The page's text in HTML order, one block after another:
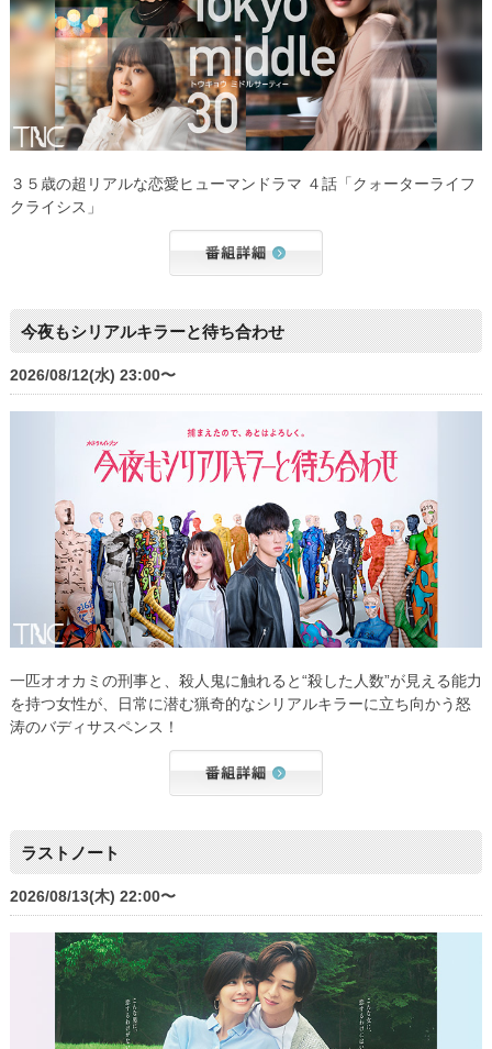
３５歳の超リアルな恋愛ヒューマンドラマ ４話「クォーターライフ
クライシス」
今夜もシリアルキラーと待ち合わせ
2026/08/12(水) 23:00〜
一匹オオカミの刑事と、殺人鬼に触れると“殺した人数”が見える能力
を持つ女性が、日常に潜む猟奇的なシリアルキラーに立ち向かう怒
涛のバディサスペンス！
ラストノート
2026/08/13(木) 22:00〜